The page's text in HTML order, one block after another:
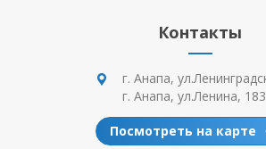
Контакты
г. Анапа,
г. Анапа, ул.Ленина, 183
Посмотреть на карте